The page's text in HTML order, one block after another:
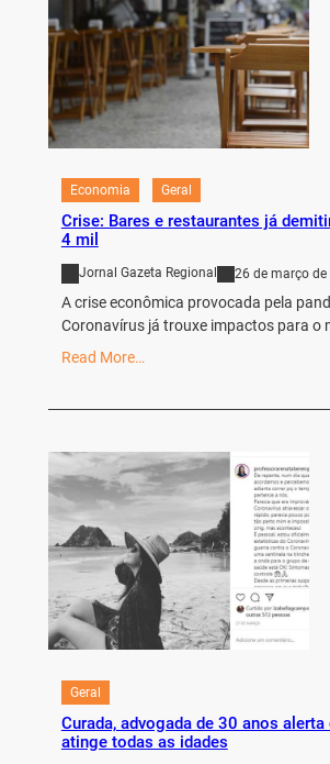
Economia Geral
Crise: Bares e restaurantes já
4 mil
Jornal Gazeta Regional 26 de março de
A crise econômica provocada pela
Coronavírus já trouxe impactos para o
Read More…
Geral
Curada, advogada de 30 anos alerta
atinge todas as idades